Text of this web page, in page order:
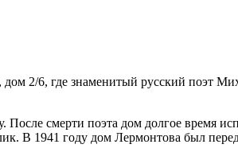
2/6, где знаменитый русский поэт
смерти поэта дом долгое время
В 1941 году дом Лермонтова был